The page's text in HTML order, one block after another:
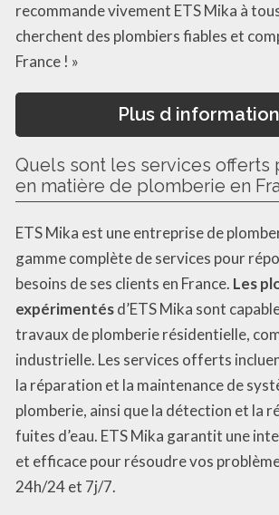
recommande vivement ETS Mika à
cherchent des plombiers fiables et
France ! »
Plus d
Quels sont les services offerts
en matière de plomberie en
ETS Mika est une entreprise de
gamme complète de services pour
besoins de ses clients en France. Les
expérimentésd’ETS Mika sont
travaux de plomberie résidentielle,
industrielle. Les services offerts
la réparation et la maintenance de
plomberie, ainsi que la détection et la
fuites d’eau. ETS Mika garantit une
et efficace pour résoudre vos
24h/24 et 7j/7.